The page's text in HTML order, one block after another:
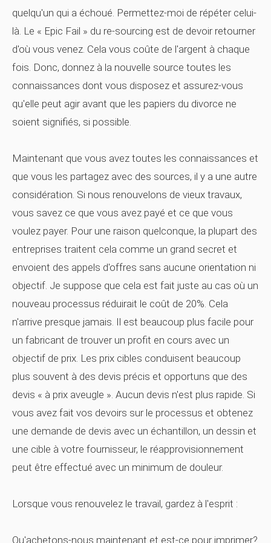
quelqu'un qui a échoué. Permettez-moi de répéter celui-
là. Le « Epic Fail » du re-sourcing est de devoir retourner
d'où vous venez. Cela vous coûte de l'argent à chaque
fois. Donc, donnez à la nouvelle source toutes les
connaissances dont vous disposez et assurez-vous
qu'elle peut agir avant que les papiers du divorce ne
soient signifiés, si possible.
Maintenant que vous avez toutes les connaissances et
que vous les partagez avec des sources, il y a une autre
considération. Si nous renouvelons de vieux travaux,
vous savez ce que vous avez payé et ce que vous
voulez payer. Pour une raison quelconque, la plupart des
entreprises traitent cela comme un grand secret et
envoient des appels d'offres sans aucune orientation ni
objectif. Je suppose que cela est fait juste au cas où un
nouveau processus réduirait le coût de 20%. Cela
n'arrive presque jamais. Il est beaucoup plus facile pour
un fabricant de trouver un profit en cours avec un
objectif de prix. Les prix cibles conduisent beaucoup
plus souvent à des devis précis et opportuns que des
devis « à prix aveugle ». Aucun devis n'est plus rapide. Si
vous avez fait vos devoirs sur le processus et obtenez
une demande de devis avec un échantillon, un dessin et
une cible à votre fournisseur, le réapprovisionnement
peut être effectué avec un minimum de douleur.
Lorsque vous renouvelez le travail, gardez à l'esprit :
Qu'achetons-nous maintenant et est-ce pour imprimer?